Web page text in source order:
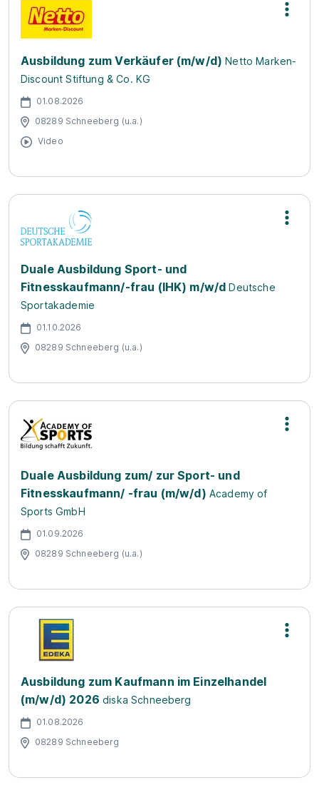
Ausbildung zum Verkäufer (m/w/d) Netto Marken-
Discount Stiftung & Co. KG
01.08.2026
08289 Schneeberg (u.a.)
Video
Duale Ausbildung Sport- und
Fitnesskaufmann/-frau (IHK) m/w/d Deutsche
Sportakademie
01.10.2026
08289 Schneeberg (u.a.)
Duale Ausbildung zum/ zur Sport- und
Fitnesskaufmann/ -frau (m/w/d) Academy of
Sports GmbH
01.09.2026
08289 Schneeberg (u.a.)
Ausbildung zum Kaufmann im Einzelhandel
(m/w/d) 2026 diska Schneeberg
01.08.2026
08289 Schneeberg